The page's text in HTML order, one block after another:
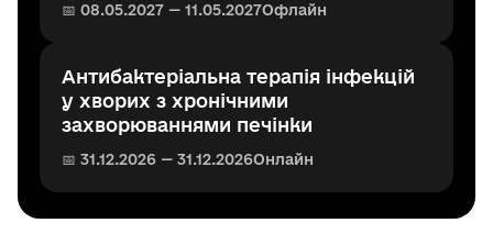
📅 08.05.2027 — 11.05.2027Офлайн
Антибактеріальна терапія інфекцій
у хворих з хронічними
захворюваннями печінки
📅 31.12.2026 — 31.12.2026Онлайн